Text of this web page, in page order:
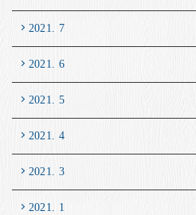
2021. 7
2021. 6
2021. 5
2021. 4
2021. 3
2021. 1